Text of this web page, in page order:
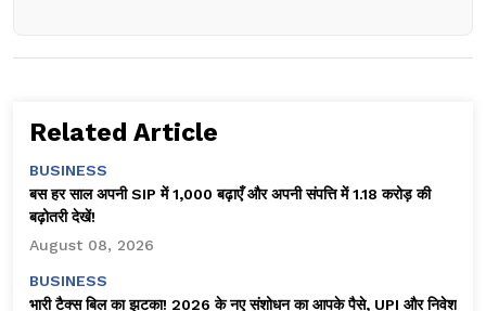
Related Article
BUSINESS
बस हर साल अपनी SIP में ₹1,000 बढ़ाएँ और अपनी संपत्ति में ₹1.18 करोड़ की
बढ़ोतरी देखें!
August 08, 2026
BUSINESS
भारी टैक्स बिल का झटका! 2026 के नए संशोधन का आपके पैसे, UPI और निवेश